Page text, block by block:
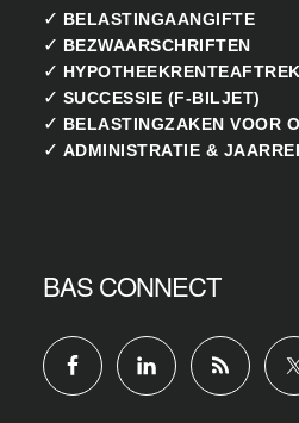
✓ BELASTINGAANGIFTE
✓ BEZWAARSCHRIFTEN
✓ HYPOTHEEKRENTEAFTREK
✓ SUCCESSIE (F-BILJET)
✓ BELASTINGZAKEN VOOR
✓ ADMINISTRATIE &
BAS CONNECT